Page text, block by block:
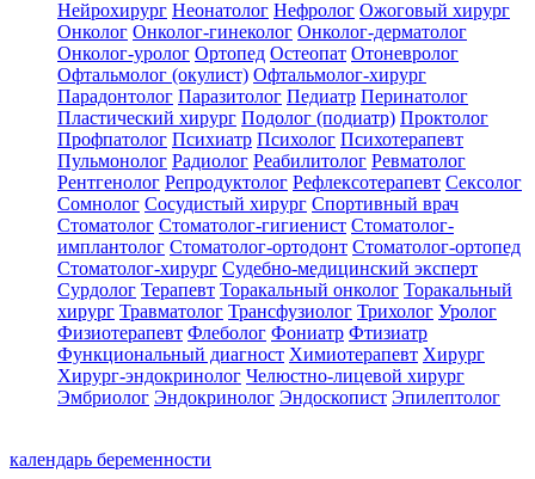
Нейрохирург Неонатолог Нефролог Ожоговый хирург
Онколог Онколог-гинеколог Онколог-дерматолог
Онколог-уролог Ортопед Остеопат Отоневролог
Офтальмолог (окулист) Офтальмолог-хирург
Парадонтолог Паразитолог Педиатр Перинатолог
Пластический хирург Подолог (подиатр) Проктолог
Профпатолог Психиатр Психолог Психотерапевт
Пульмонолог Радиолог Реабилитолог Ревматолог
Рентгенолог Репродуктолог Рефлексотерапевт Сексолог
Сомнолог Сосудистый хирург Спортивный врач
Стоматолог Стоматолог-гигиенист Стоматолог-
имплантолог Стоматолог-ортодонт Стоматолог-ортопед
Стоматолог-хирург Судебно-медицинский эксперт
Сурдолог Терапевт Торакальный онколог Торакальный
хирург Травматолог Трансфузиолог Трихолог Уролог
Физиотерапевт Флеболог Фониатр Фтизиатр
Функциональный диагност Химиотерапевт Хирург
Хирург-эндокринолог Челюстно-лицевой хирург
Эмбриолог Эндокринолог Эндоскопист Эпилептолог
календарь беременности